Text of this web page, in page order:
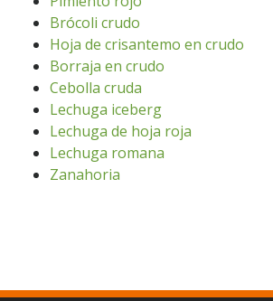
Brócoli crudo
Hoja de crisantemo en crudo
Borraja en crudo
Cebolla cruda
Lechuga iceberg
Lechuga de hoja roja
Lechuga romana
Zanahoria